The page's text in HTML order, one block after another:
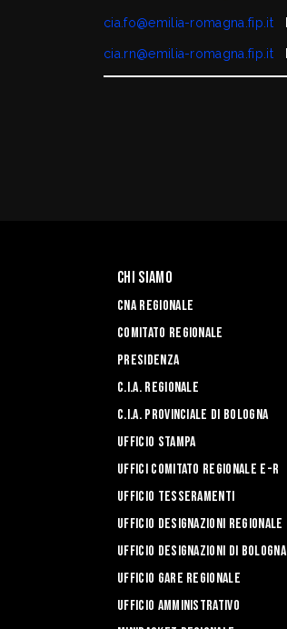
cia.fo@emilia-romagna.fip.it
cia.rn@emilia-romagna.fip.it
Chi Siamo
CNA REGIONALE
Comitato Regionale
Presidenza
C.I.A. Regionale
C.I.A. Provinciale di Bologna
Ufficio Stampa
UFFICI COMITATO REGIONALE E-R
UFFICIO TESSERAMENTI
Ufficio Designazioni Regionale
Ufficio Designazioni di Bologna
Ufficio Gare Regionale
Ufficio Amministrativo